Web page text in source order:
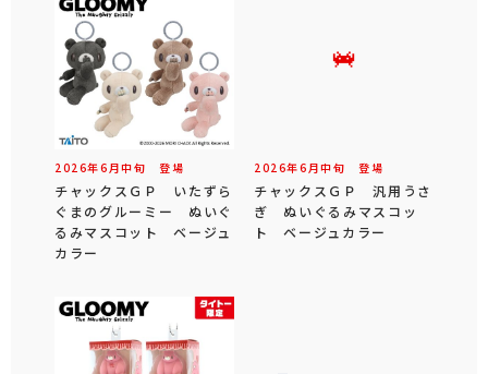
2026年6 月中旬 登場
チャックスＧＰ いたずら
ぐまのグルーミー ぬいぐ
るみマスコット ベージュ
カラー
2026年6 月中旬 登場
チャックスＧＰ 汎用うさ
ぎ ぬいぐるみマスコッ
ト ベージュカラー